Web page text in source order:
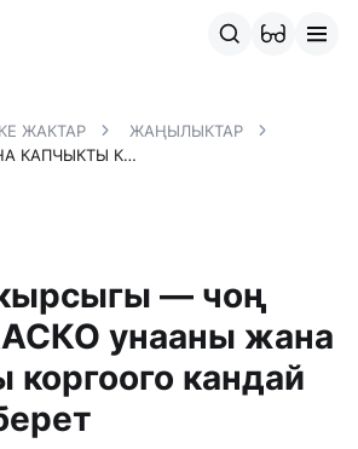
ЖАКТАР
ЖАҢЫЛЫКТАР
КАСКО УНААНЫ ЖАНА КАПЧЫКТЫ КОРГООГО КАНДАЙ ЖАРДАМ БЕРЕТ
— чоң
унааны жана
коргоого кандай